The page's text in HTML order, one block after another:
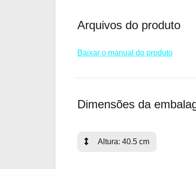
Arquivos do produto
Baixar o manual do produto
Dimensões da
Altura: 40.5 cm